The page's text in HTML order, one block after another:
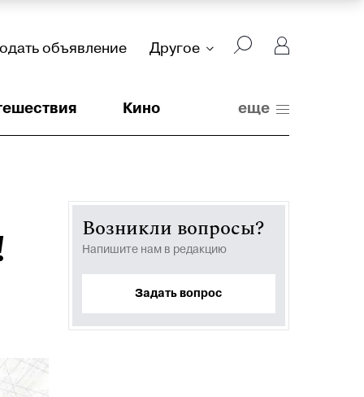
объявление Другое
Кино еще
Возникли вопросы?
Напишите нам в редакцию
Задать вопрос